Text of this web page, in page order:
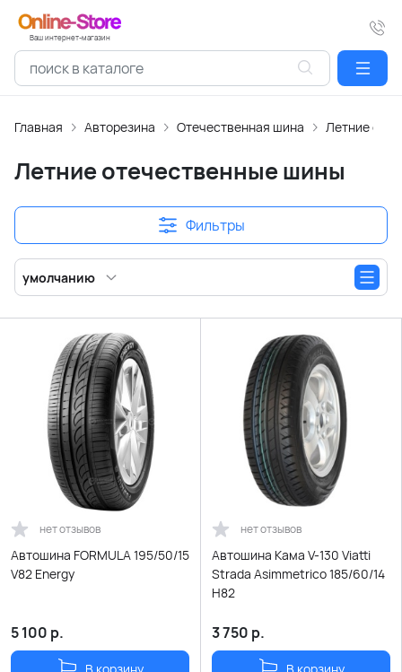
Ваш интернет-магазин
Главная Авторезина Отечественная шина Летние
Летние отечественные шины
Фильтры
умолчанию
нет отзывов
Автошина FORMULA 195/50/15
V82 Energy
5 100 р.
В корзину
нет отзывов
Автошина Кама V-130 Viatti
Strada Asimmetrico 185/60/14
Н82
3 750 р.
В корзину